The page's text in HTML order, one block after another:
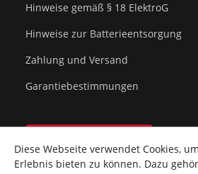
Hinweise gemäß § 18 ElektroG
Hinweise zur Batterieentsorgung
Zahlung und Versand
Garantiebestimmungen
Diese Webseite verwendet Cookies,
Erlebnis bieten zu können. Dazu